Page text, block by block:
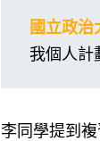
國立政
我個人計
李同學提到